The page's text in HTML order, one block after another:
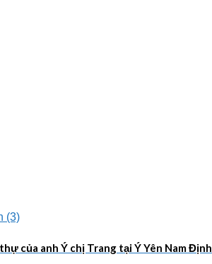
của anh Ý chị Trang tại Ý Yên Nam Định